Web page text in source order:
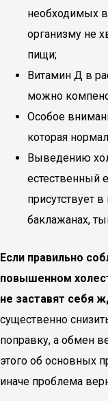
необходимых
организму не
пищи;
Витамин Д в
можно
Особое
которая
Выведению
естественный
присутствует
баклажанах,
Если правильно
повышенном
не заставят себя
существенно
поправку, а обмен
этого об основных
иначе проблема